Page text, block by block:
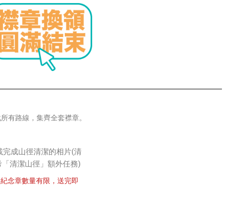
有路線，集齊全套襟章。
成山徑清潔的相片(清
清潔山徑」額外任務)
念章數量有限，送完即